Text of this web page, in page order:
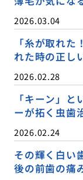
2026.03.04
「糸が取れ
れた時の正し
2026.02.28
「キーン」
ーが拓く虫歯
2026.02.24
その輝く白い
後の前歯の痛